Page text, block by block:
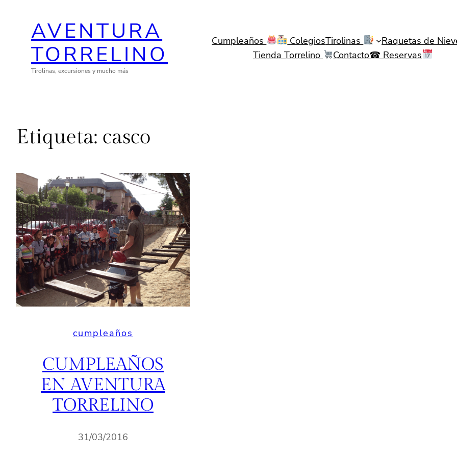
contenidoAVENTURA
TORRELINO
Tirolinas, excursiones y mucho más
Cumpleaños ColegiosTirolinas
Raquetas de
Tienda Torrelino
Contacto☎ Reservas
Etiqueta: casco
cumpleaños
CUMPLEAÑOS
EN AVENTURA
TORRELINO
31/03/2016